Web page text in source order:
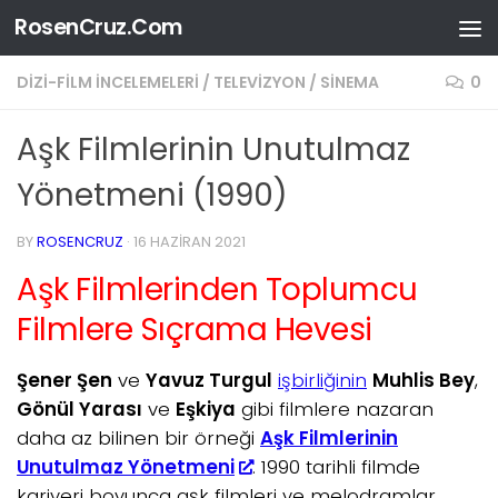
Skip to content
RosenCruz.Com
DIZI-FILM İNCELEMELERI / TELEVIZYON / SINEMA 0
Aşk Filmlerinin Unutulmaz
Yönetmeni (1990)
BYROSENCRUZ · 16 HAZIRAN 2021
Aşk Filmlerinden Toplumcu
Filmlere Sıçrama Hevesi
Şener Şen ve Yavuz Turgul işbirliğinin Muhlis Bey,
Gönül Yarası ve Eşkiya gibi filmlere nazaran
daha az bilinen bir örneği Aşk Filmlerinin
Unutulmaz Yönetmeni
. 1990 tarihli filmde